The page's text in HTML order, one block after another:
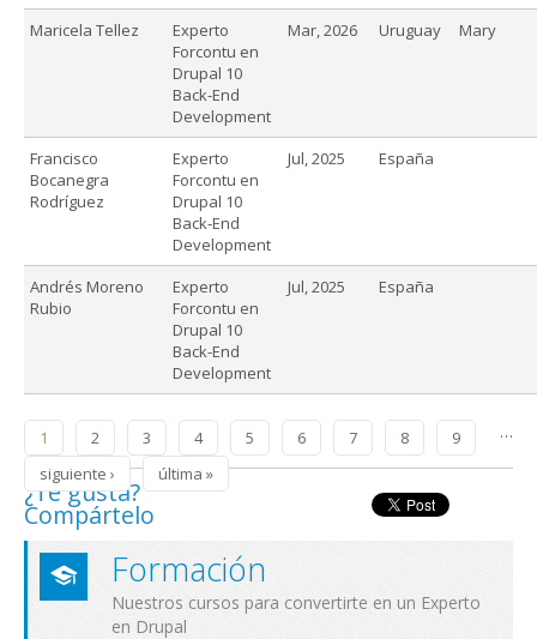
Maricela Tellez
Experto
Forcontu en
Drupal 10
Back-End
Development
Mar, 2026 Uruguay Mary
Francisco
Bocanegra
Rodríguez
Experto
Forcontu en
Drupal 10
Back-End
Development
Jul, 2025 España
Andrés Moreno
Rubio
Experto
Forcontu en
Drupal 10
Back-End
Development
Jul, 2025 España
Páginas
1 2 3 4 5 6 7 8 9
…
siguiente ›
última »
¿Te gusta?
Compártelo
Formación
Nuestros cursos para convertirte en un Experto
en Drupal